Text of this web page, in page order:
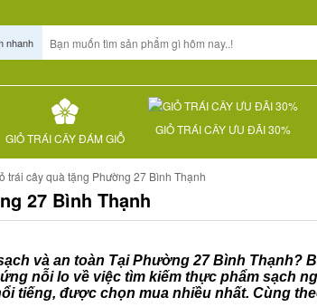
nhanh
GIỎ TRÁI CÂY ĐÁM GIỖ
GIỎ TRÁI CÂY ƯU ĐÃI 30%
trái cây quà tặng Phường 27 Bình Thạnh
27 Bình Thạnh
và an toàn Tại Phường 27 Bình Thạnh?
nỗi lo về việc tìm kiếm thực phẩm sạch
tiếng, được chọn mua nhiều nhất. Cùng